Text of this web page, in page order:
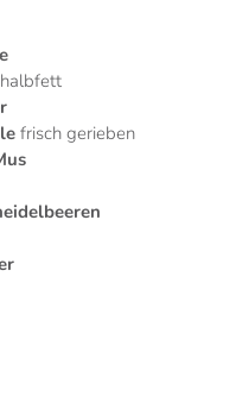
halbfett
frisch gerieben